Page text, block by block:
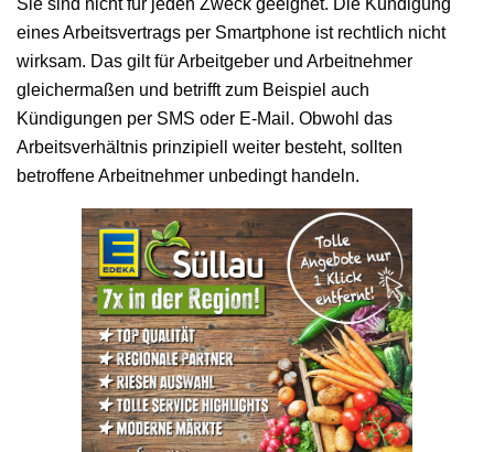
eines Arbeitsvertrags per Smartphone ist rechtlich nicht
wirksam. Das gilt für Arbeitgeber und Arbeitnehmer
gleichermaßen und betrifft zum Beispiel auch
Kündigungen per SMS oder E-Mail. Obwohl das
Arbeitsverhältnis prinzipiell weiter besteht, sollten
betroffene Arbeitnehmer unbedingt handeln.